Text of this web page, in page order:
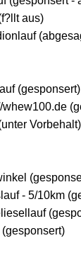
aus)
(gesponsert)
Vorbehalt)
- 5/10km